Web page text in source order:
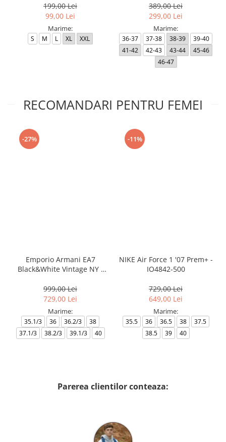
199,00 Lei
99,00 Lei
Marime:
S M L XL XXL
389,00 Lei
299,00 Lei
Marime:
36-37 37-38 38-39
39-40
41-42
42-43 43-44
45-46
46-47
RECOMANDARI PENTRU FEMEI
-27%
Emporio Armani EA7
Black&White Vintage NY -
999,00 Lei
729,00 Lei
Marime:
35.1/3 36 36.2/3
38
37.1/3
38.2/3 39.1/3 40
-11%
NIKE Air Force 1 '07 Prem+ -
IO4842-500
729,00 Lei
649,00 Lei
Marime:
35.5 36 36.5 38
37.5
38.5
39 40
Parerea clientilor conteaza: